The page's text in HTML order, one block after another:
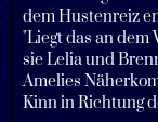
dem Hustenreiz
"Liegt das an dem
sie Lelia und
Amelies
Kinn in Richtung